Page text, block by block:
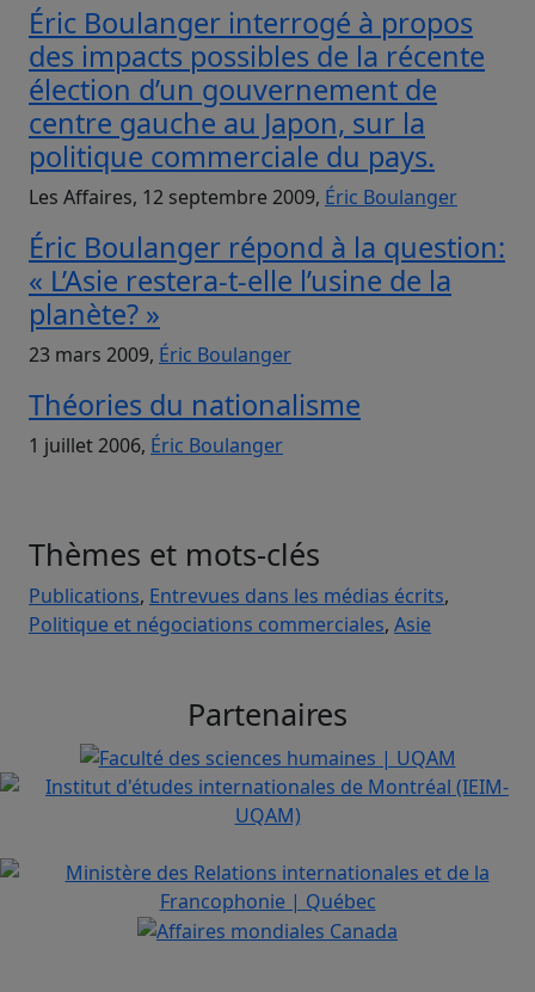
Éric Boulanger interrogé à propos
des impacts possibles de la récente
élection d’un gouvernement de
centre gauche au Japon, sur la
politique commerciale du pays.
Les Affaires, 12 septembre 2009, Éric Boulanger
Éric Boulanger répond à la question:
« L’Asie restera-t-elle l’usine de la
planète? »
23 mars 2009, Éric Boulanger
Théories du nationalisme
1 juillet 2006, Éric Boulanger
Thèmes et mots-clés
Publications, Entrevues dans les médias écrits,
Politique et négociations commerciales, Asie
Partenaires